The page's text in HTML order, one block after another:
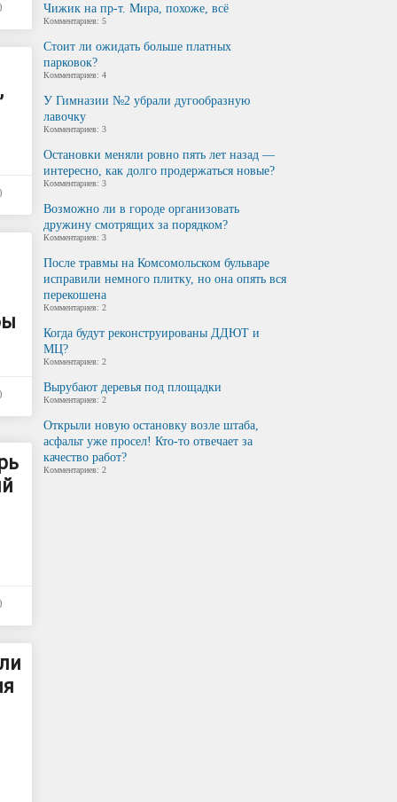
Чижик на пр-т. Мира, похоже, всё
Комментариев: 5
Стоит ли ожидать больше платных
парковок?
Комментариев: 4
У Гимназии №2 убрали дугообразную
лавочку
Комментариев: 3
Остановки меняли ровно пять лет назад —
интересно, как долго продержаться новые?
Комментариев: 3
Возможно ли в городе организовать
дружину смотрящих за порядком?
Комментариев: 3
После травмы на Комсомольском бульваре
исправили немного плитку, но она опять вся
перекошена
Комментариев: 2
Когда будут реконструированы ДДЮТ и
МЦ?
Комментариев: 2
Вырубают деревья под площадки
Комментариев: 2
Открыли новую остановку возле штаба,
асфальт уже просел! Кто-то отвечает за
качество работ?
Комментариев: 2